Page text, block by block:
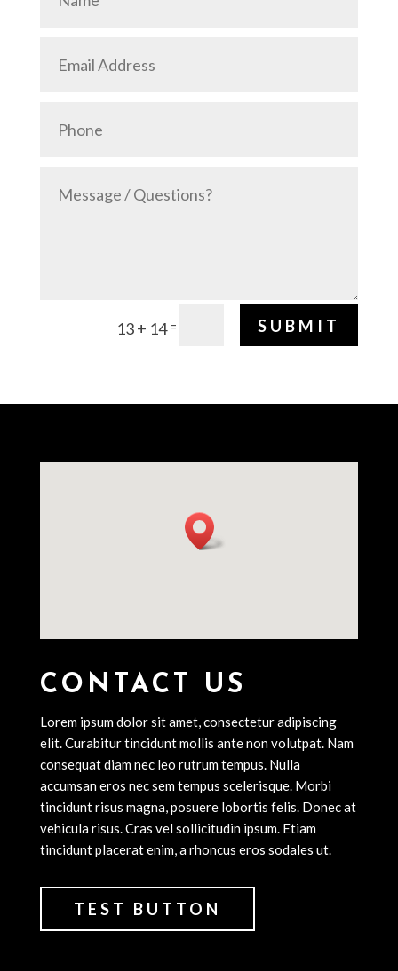
13 + 14= SUBMIT
CONTACT US
Lorem ipsum dolor sit amet, consectetur adipiscing
elit. Curabitur tincidunt mollis ante non volutpat. Nam
consequat diam nec leo rutrum tempus. Nulla
accumsan eros nec sem tempus scelerisque. Morbi
tincidunt risus magna, posuere lobortis felis. Donec at
vehicula risus. Cras vel sollicitudin ipsum. Etiam
tincidunt placerat enim, a rhoncus eros sodales ut.
TEST BUTTON